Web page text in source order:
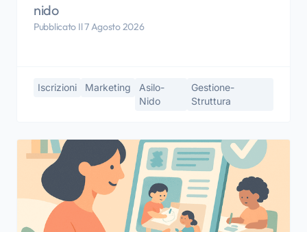
nido
Pubblicato Il 7 Agosto 2026
Iscrizioni Marketing
Asilo-
Nido
Gestione-
Struttura